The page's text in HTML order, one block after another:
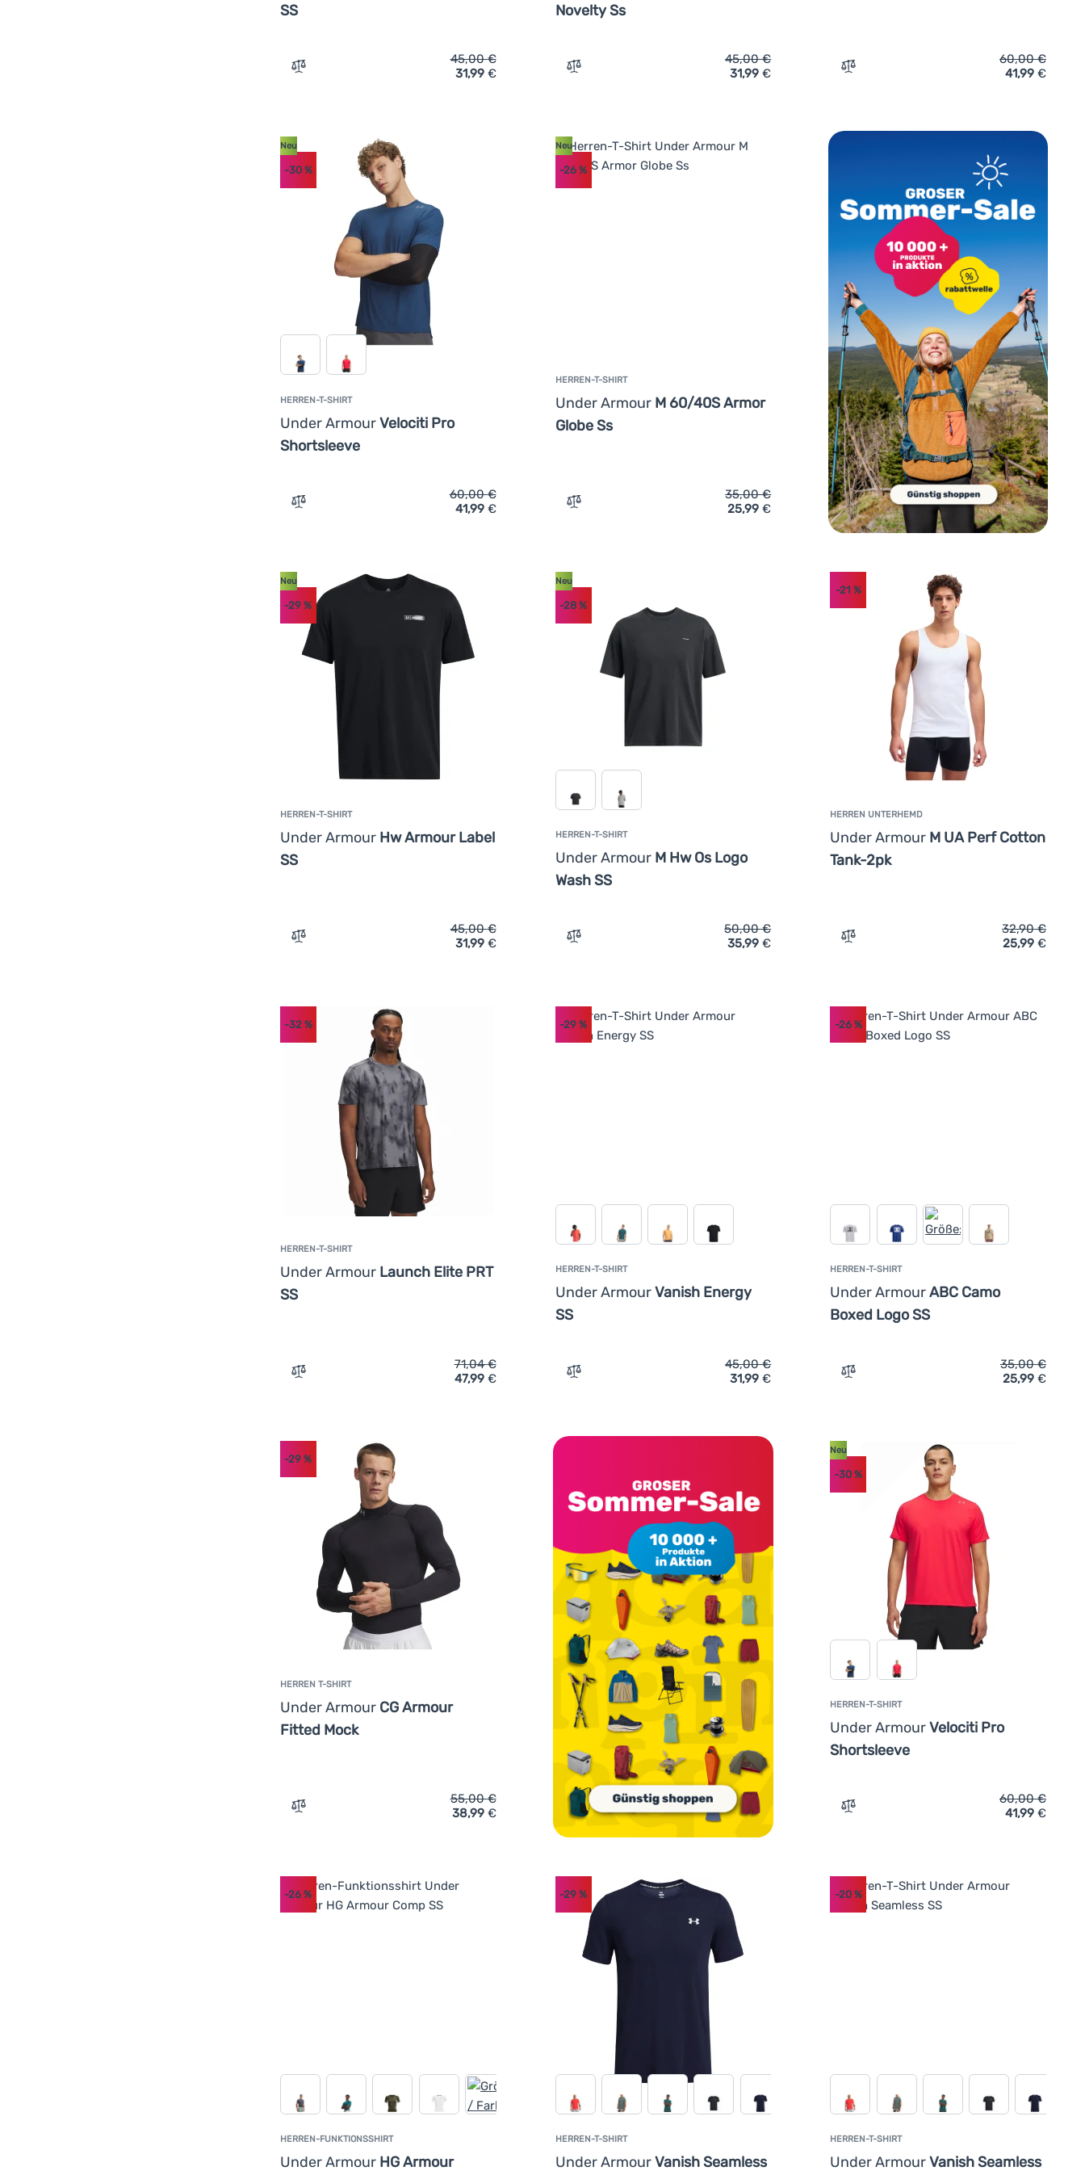
SS
Zum Vergleich 'Herren-T-Shirt Under Armour Vanish Seamless SS' hinzufügen
45,00€
31,99 €
Novelty Ss
Zum Vergleich 'Herren-T-Shirt Under Armour Vanish Seamless Novelty Ss' hinzufügen
45,00€
31,99€ Zum Vergleich 'Herren-T-Shirt Under
60,00€
41,99 €
HERREN-T-SHIRT
Under ArmourVelociti Pro
Shortsleeve
Neu
-30%
Zum Vergleich 'Herren-T-Shirt Under Armour Velociti Pro Shortsleeve' hinzufügen
60,00€
41,99 €
HERREN-T-SHIRT
Under Armour M 60/40S Armor
Globe Ss
Neu
-26 %
Zum Vergleich 'Herren-T-Shirt Under Armour M 60/40S Armor Globe Ss' hinzufügen
35,00€
25,99€
HERREN-T-SHIRT
Under Armour Hw Armour Label
SS
Neu
-29 %
Zum Vergleich 'Herren-T-Shirt Under Armour Hw Armour Label SS' hinzufügen
45,00€
31,99 €
HERREN-T-SHIRT
Under Armour M Hw Os Logo
Wash SS
Neu
-28 %
Zum Vergleich 'Herren-T-Shirt Under Armour M Hw Os Logo Wash SS' hinzufügen
50,00€
35,99€
HERREN UNTERHEMD
Under Armour M UA Perf Cotton
Tank-2pk
-21 %
Zum Vergleich 'Herren Unterhemd
32,90€
25,99 €
HERREN-T-SHIRT
Under Armour Launch Elite PRT
SS
-32%
Zum Vergleich 'Herren-T-Shirt Under Armour Launch Elite PRT SS' hinzufügen
71,04€
47,99 €
HERREN-T-SHIRT
Under ArmourVanish Energy
SS
-29 %
Zum Vergleich 'Herren-T-Shirt Under Armour Vanish Energy SS' hinzufügen
45,00€
31,99€
HERREN-T-SHIRT
Under ArmourABC Camo
Boxed Logo SS
-26%
Zum Vergleich 'Herren-T-Shirt Under
35,00€
25,99 €
HERREN T-SHIRT
Under Armour CG Armour
Fitted Mock
-29 %
Zum Vergleich 'Herren T-Shirt Under Armour CG Armour Fitted Mock' hinzufügen
55,00€
38,99 €
HERREN-T-SHIRT
Under ArmourVelociti Pro
Shortsleeve
Neu
-30 %
Zum Vergleich 'Herren-T-Shirt Under
60,00€
41,99 €
HERREN-FUNKTIONSSHIRT
Under Armour HG Armour
-26 %
HERREN-T-SHIRT
Under ArmourVanish Seamless
-29 %
HERREN-T-SHIRT
Under ArmourVanish Seamless
-20%